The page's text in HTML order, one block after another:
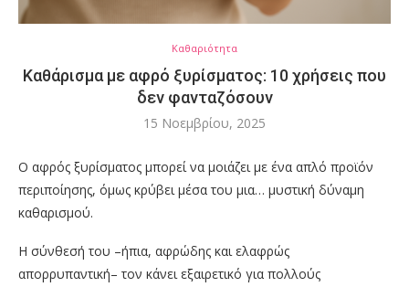
Καθαριότητα
Καθάρισμα με αφρό ξυρίσματος: 10 χρήσεις που
δεν φανταζόσουν
15 Νοεμβρίου, 2025
Ο αφρός ξυρίσματος μπορεί να μοιάζει με ένα απλό προϊόν
περιποίησης, όμως κρύβει μέσα του μια… μυστική δύναμη
καθαρισμού.
Η σύνθεσή του –ήπια, αφρώδης και ελαφρώς
απορρυπαντική– τον κάνει εξαιρετικό για πολλούς